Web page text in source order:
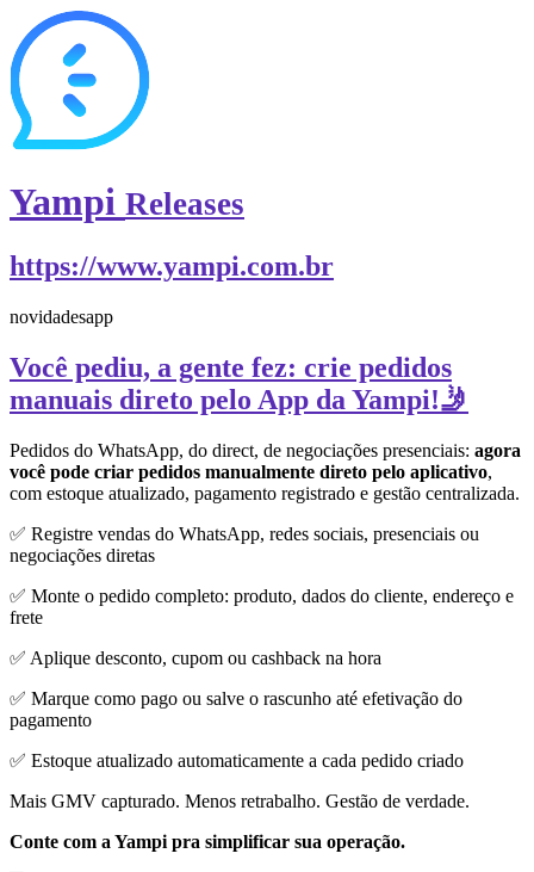
Yampi Releases
https://www.yampi.com.br
novidadesapp
Você pediu, a gente fez: crie pedidos
manuais direto pelo App da Yampi!🤳
Pedidos do WhatsApp, do direct, de negociações presenciais: agora
você pode criar pedidos manualmente direto pelo aplicativo,
com estoque atualizado, pagamento registrado e gestão centralizada.
✅ Registre vendas do WhatsApp, redes sociais, presenciais ou
negociações diretas
✅ Monte o pedido completo: produto, dados do cliente, endereço e
frete
✅ Aplique desconto, cupom ou cashback na hora
✅ Marque como pago ou salve o rascunho até efetivação do
pagamento
✅ Estoque atualizado automaticamente a cada pedido criado
Mais GMV capturado. Menos retrabalho. Gestão de verdade.
Conte com a Yampi pra simplificar sua operação.